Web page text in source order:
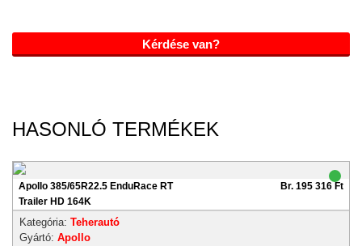
Kérdése van?
HASONLÓ TERMÉKEK
Apollo 385/65R22.5 EnduRace RT
Trailer HD 164K
Br. 195 316 Ft
Kategória: Teherautó
Gyártó: Apollo